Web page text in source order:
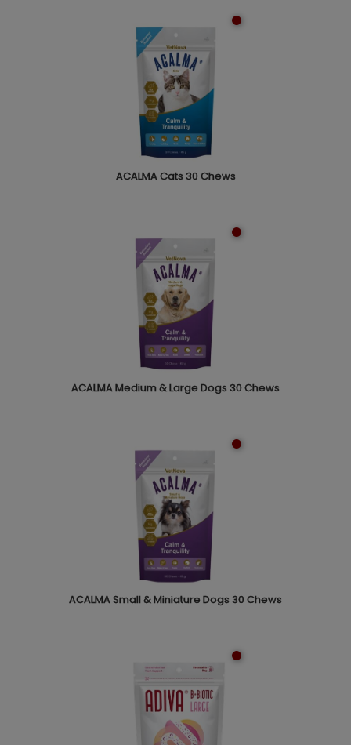
ACALMA Cats 30 Chews
ACALMA Medium & Large Dogs 30 Chews
ACALMA Small & Miniature Dogs 30 Chews